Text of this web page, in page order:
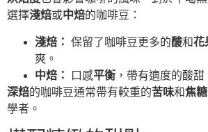
選擇淺焙或中焙的咖啡豆：
淺焙： 保留了咖啡豆更多的酸和花
爽。
中焙：
口感平衡 ，帶有適度的酸
深焙的咖啡豆通常帶有較重的苦味和焦
學者。